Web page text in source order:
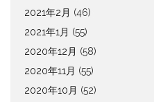
2021年2月 (46)
2021年1月 (55)
2020年12月 (58)
2020年11月 (55)
2020年10月 (52)